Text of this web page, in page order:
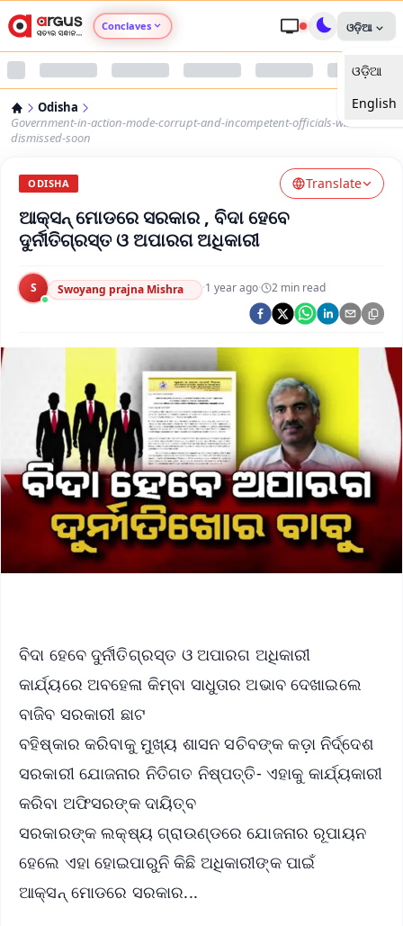
Conclaves
Argus Nari Shakti
Argus Health Connect
Argus Chalo Dekhein Apna Desh
ଓଡ଼ିଆ
ଓଡ଼ିଆ
English
Odisha
Government-in-action-mode-corrupt-and-incompetent-officials-will-be-
dismissed-soon
ODISHA Translate
ଆକ୍ସନ୍ ମୋଡରେ ସରକାର , ବିଦା ହେବେ
ଦୁର୍ନୀତିଗ୍ରସ୍ତ ଓ ଅପାରଗ ଅଧିକାରୀ
S Swoyang prajna Mishra ·1 year ago· 2 min read
ବିଦା ହେବେ ଦୁର୍ନୀତିଗ୍ରସ୍ତ ଓ ଅପାରଗ ଅଧିକାରୀ
କାର୍ଯ୍ୟରେ ଅବହେଳା କିମ୍ବା ସାଧୁତାର ଅଭାବ ଦେଖାଇଲେ
ବାଜିବ ସରକାରୀ ଛାଟ
ବହିଷ୍କାର କରିବାକୁ ମୁଖ୍ୟ ଶାସନ ସଚିବଙ୍କ କଡ଼ା ନିର୍ଦ୍ଦେଶ
ସରକାରୀ ଯୋଜନାର ନିତିଗତ ନିଷ୍ପତ୍ତି- ଏହାକୁ କାର୍ଯ୍ୟକାରୀ
କରିବା ଅଫିସରଙ୍କ ଦାୟିତ୍ବ
ସରକାରଙ୍କ ଲକ୍ଷ୍ୟ ଗ୍ରାଉଣ୍ଡରେ ଯୋଜନାର ରୂପାୟନ
ହେଲେ ଏହା ହୋଇପାରୁନି କିଛି ଅଧିକାରୀଙ୍କ ପାଇଁ
ଆକ୍ସନ୍ ମୋଡରେ ସରକାର...